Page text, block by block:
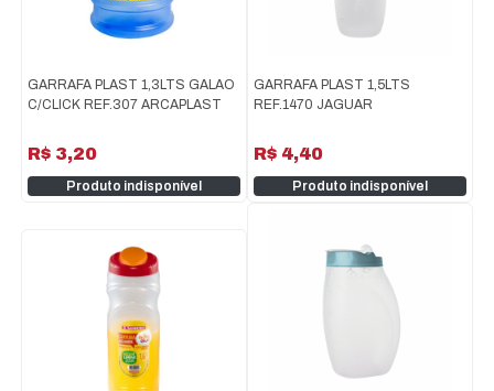
GARRAFA PLAST 1,3LTS GALAO
C/CLICK REF.307 ARCAPLAST
R$ 3,20
Produto indisponível
GARRAFA PLAST 1,5LTS
REF.1470 JAGUAR
R$ 4,40
Produto indisponível